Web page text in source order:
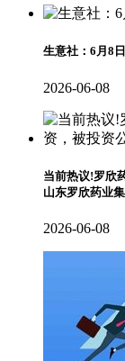
生意社：6月8
2026-06-08
当前热议!罗欣
山东罗欣药业
2026-06-08